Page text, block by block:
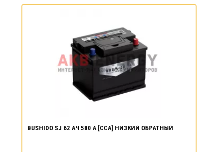
BUSHIDO SJ 62 АЧ 580 А [CCA] НИЗКИЙ ОБРАТНЫЙ